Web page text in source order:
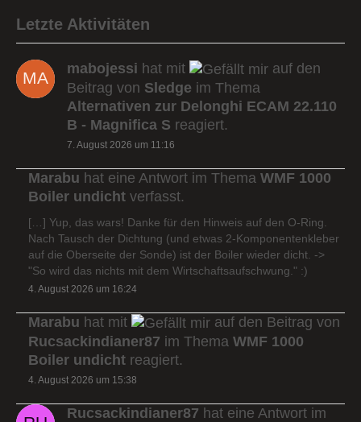
Letzte Aktivitäten
mabojessi hat mit
auf den
Beitrag von Sledge im Thema
Alternativen zur Delonghi ECAM 22.110
B - Magnifica S reagiert.
7. August 2026 um 11:16
Marabu hat eine Antwort im Thema WMF 1000
Boiler undicht verfasst.
[…] Yup, das wars! Danke für den Hinweis auf den O-Ring.
Nach Tausch der Dichtung (und etwas 2-Komponentenkleber
auf die Oberseite der Sonde) ist der Boiler wieder dicht. ->
"So wird das nichts mit dem Wirtschaftsaufschwung." :)
4. August 2026 um 16:24
Marabu hat mit
auf den Beitrag von
Rucsackindianer87 im Thema WMF 1000
Boiler undicht reagiert.
4. August 2026 um 15:38
Rucsackindianer87 hat eine Antwort im